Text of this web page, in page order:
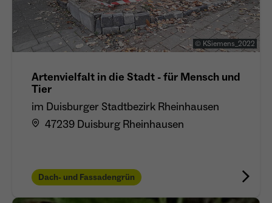
© KSiemens_2022
Artenvielfalt in die Stadt - für Mensch und
Tier
im Duisburger Stadtbezirk Rheinhausen
47239 Duisburg Rheinhausen
Dach- und Fassadengrün